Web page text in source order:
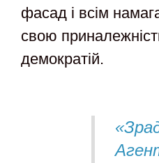
фасад і всім
свою
демократій.